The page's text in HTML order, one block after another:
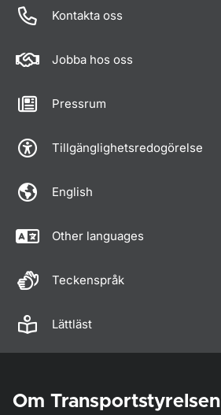
Kontakta oss
Jobba hos oss
Pressrum
Tillgänglighetsredogörelse
English
Other languages
Teckenspråk
Lättläst
Om Transportstyrelsen